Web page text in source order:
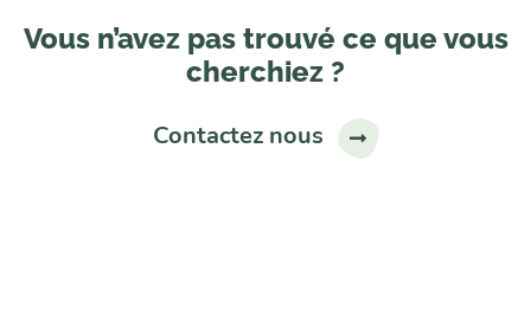
Vous n’avez pas trouvé ce que vous
cherchiez ?
Contactez nous